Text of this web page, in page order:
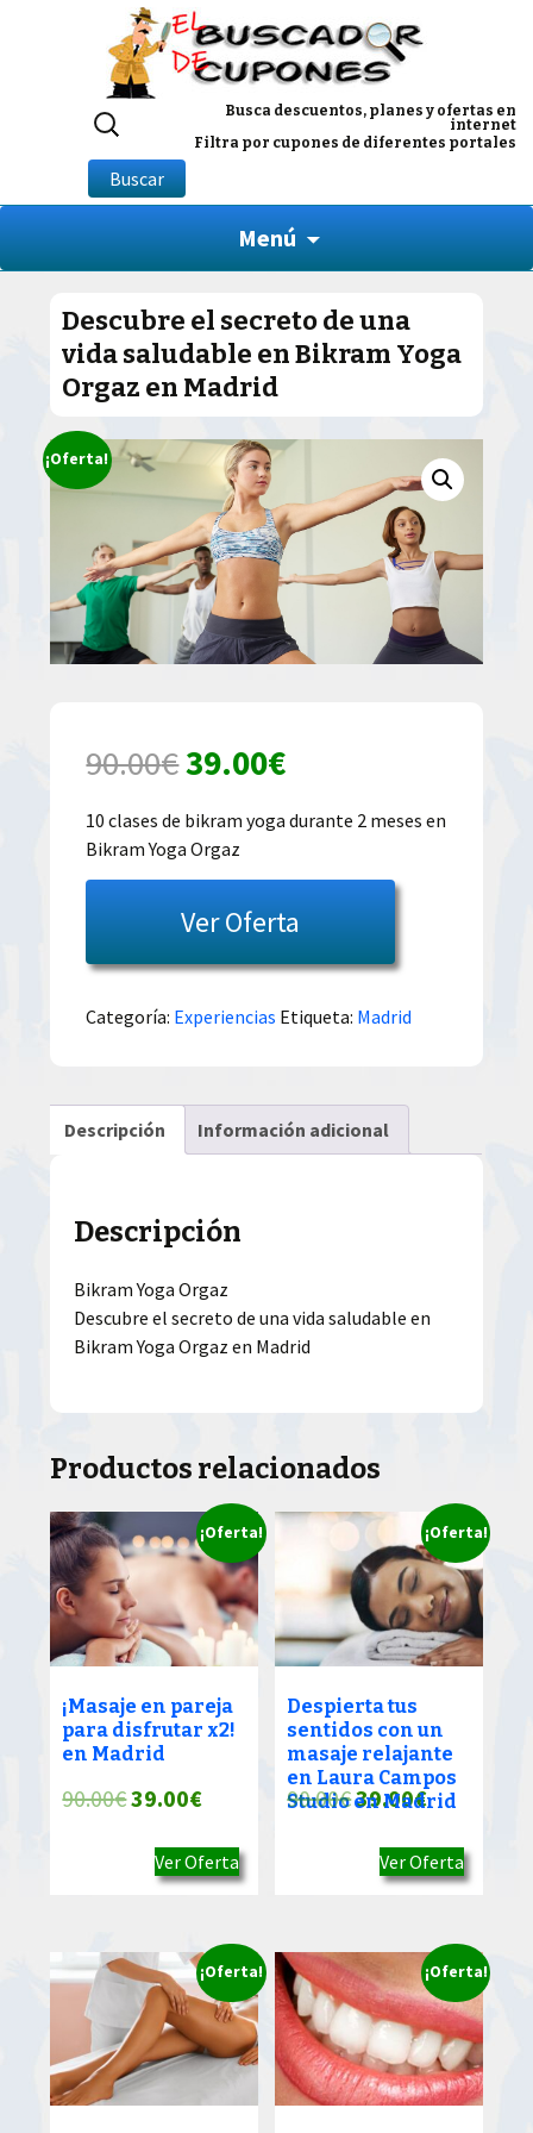
Busca descuentos, planes y ofertas en
internet
Filtra por cupones de diferentes portales
Buscar
por:
Buscar
Menú
Descubre el secreto de una
vida saludable en Bikram Yoga
Orgaz en Madrid
¡Oferta!
90.00€El
precio
original
era:
90.00€.
39.00€El
precio
es:
39.00€.
10 clases de bikram yoga durante 2 meses en
Bikram Yoga Orgaz
Ver Oferta
Categoría: Experiencias Etiqueta: Madrid
Descripción Información adicional
Descripción
Bikram Yoga Orgaz
Descubre el secreto de una vida saludable en
Bikram Yoga Orgaz en Madrid
Productos relacionados
¡Oferta!
¡Masaje en pareja
para disfrutar x2!
en Madrid
90.00€El
original
39.00€El
actual
39.00€.
Ver Oferta
¡Oferta!
Despierta tus
sentidos con un
masaje relajante
en Laura Campos
Studio en Madrid
90.00€El
original
39.00€El
actual
39.00€.
Ver Oferta
¡Oferta! ¡Oferta!